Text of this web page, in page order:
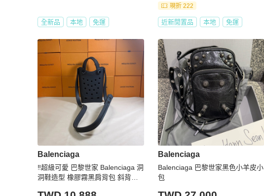
全新品 本地 免運
現折 222
近新閒置品 本地 免運
Balenciaga
‼️超級可愛 巴黎世家 Balenciaga 洞
洞鞋造型 橡膠霧黑肩背包 斜背包
Balenciaga
Balenciaga 巴黎世家黑色小羊皮小
包